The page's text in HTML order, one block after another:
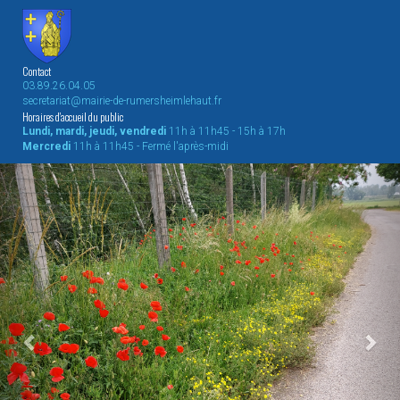
Contact
03.89.26.04.05
secretariat@mairie-de-rumersheimlehaut.fr
Horaires d'accueil du public
Lundi, mardi, jeudi, vendredi 11h à 11h45 - 15h à 17h
Mercredi 11h à 11h45 - Fermé l'après-midi
Previous